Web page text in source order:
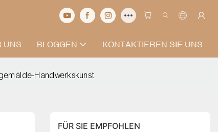
UNS BLOGGEN KONTAKTIEREN SIE UNS
Handwerkskunst
FÜR SIE EMPFOHLEN